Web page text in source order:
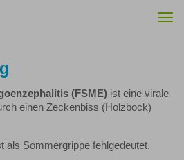
(FSME) ist eine virale
einen Zeckenbiss (Holzbock)
als Sommergrippe fehlgedeutet.